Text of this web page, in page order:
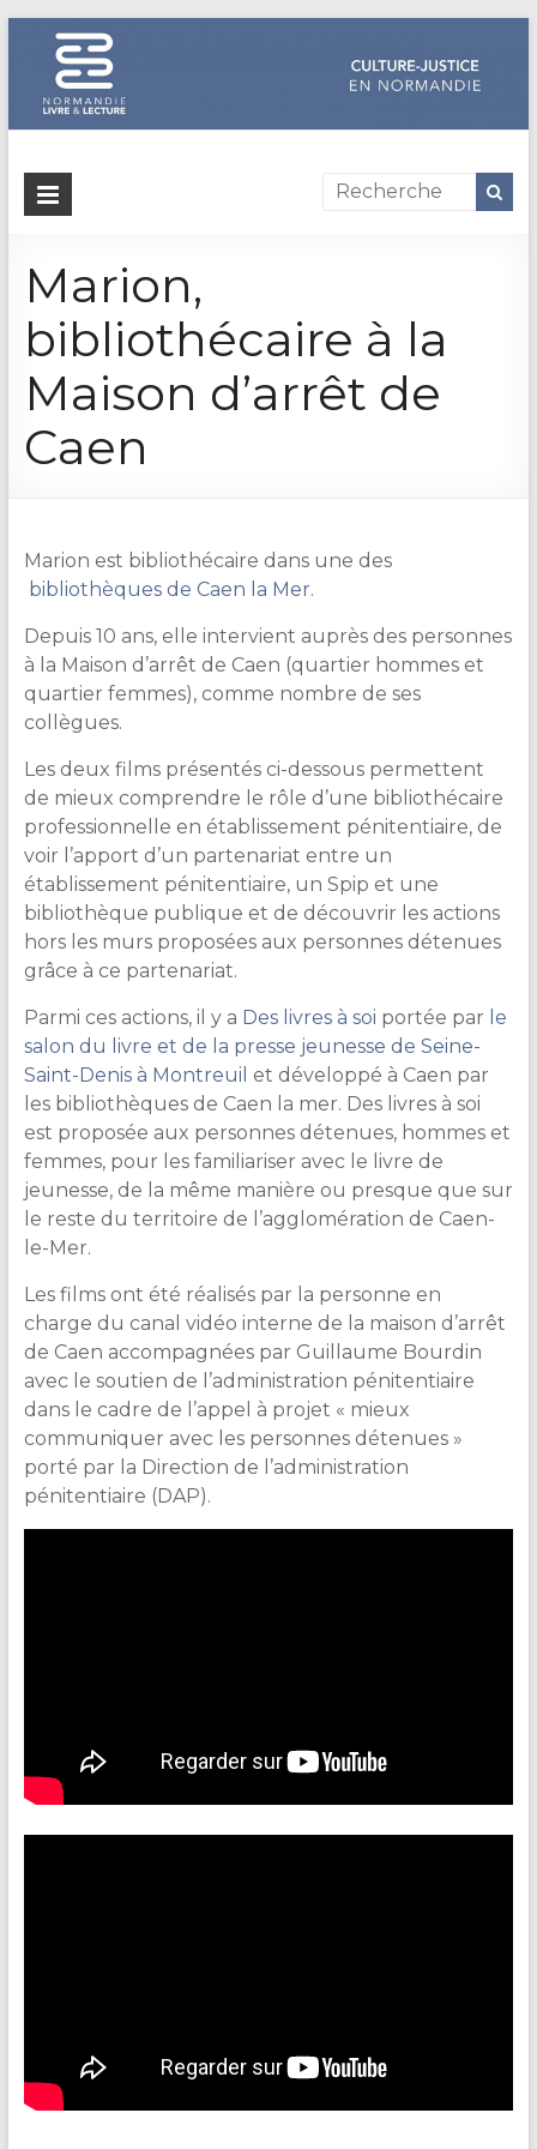
Dispositif
justice
en
Normandie
Un
site
de
&
Lecture
Marion,
bibliothécaire à la
Maison d’arrêt de
Caen
Marion est bibliothécaire dans une des
bibliothèques de Caen la Mer.
Depuis 10 ans, elle intervient auprès des personnes
à la Maison d’arrêt de Caen (quartier hommes et
quartier femmes), comme nombre de ses
collègues.
Les deux films présentés ci-dessous permettent
de mieux comprendre le rôle d’une bibliothécaire
professionnelle en établissement pénitentiaire, de
voir l’apport d’un partenariat entre un
établissement pénitentiaire, un Spip et une
bibliothèque publique et de découvrir les actions
hors les murs proposées aux personnes détenues
grâce à ce partenariat.
Parmi ces actions, il y a Des livres à soi portée par le
salon du livre et de la presse jeunesse de Seine-
Saint-Denis à Montreuil et développé à Caen par
les bibliothèques de Caen la mer. Des livres à soi
est proposée aux personnes détenues, hommes et
femmes, pour les familiariser avec le livre de
jeunesse, de la même manière ou presque que sur
le reste du territoire de l’agglomération de Caen-
le-Mer.
Les films ont été réalisés par la personne en
charge du canal vidéo interne de la maison d’arrêt
de Caen accompagnées par Guillaume Bourdin
avec le soutien de l’administration pénitentiaire
dans le cadre de l’appel à projet « mieux
communiquer avec les personnes détenues »
porté par la Direction de l’administration
pénitentiaire (DAP).